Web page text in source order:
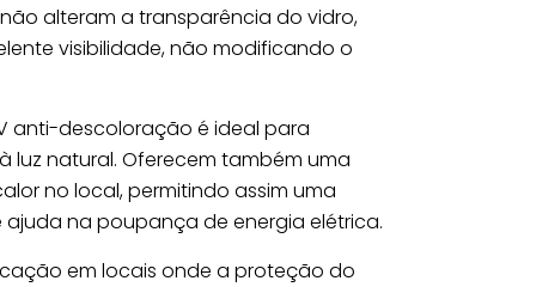
alteram a transparência do vidro,
visibilidade, não modificando o
anti-descoloração é ideal para
luz natural. Oferecem também uma
no local, permitindo assim uma
na poupança de energia elétrica.
em locais onde a proteção do